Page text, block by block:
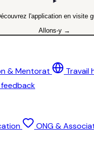
l'application en visite
Allons-y →
& Mentorat
Travail
ONG &